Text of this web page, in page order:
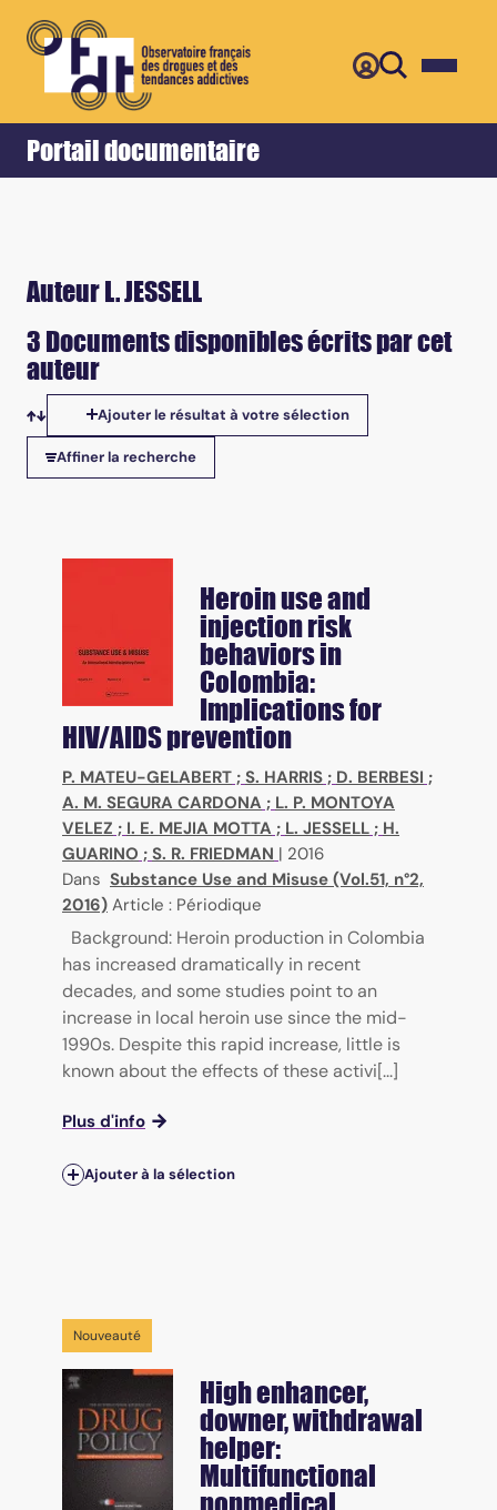
Portail documentaire
Accueil Retour
Auteur L. JESSELL
3 Documents disponibles écrits par cet
auteur
Tris disponibles
Ajouter le résultat à votre sélection
Affiner la recherche
Heroin use and
injection risk
behaviors in
Colombia:
Implications for
HIV/AIDS prevention
P. MATEU-GELABERT ; S. HARRIS ; D. BERBESI ;
A. M. SEGURA CARDONA ; L. P. MONTOYA
VELEZ ; I. E. MEJIA MOTTA ; L. JESSELL ; H.
GUARINO ; S. R. FRIEDMAN | 2016
Dans Substance Use and Misuse (Vol.51, n°2,
2016) Article : Périodique
Background: Heroin production in Colombia
has increased dramatically in recent
decades, and some studies point to an
increase in local heroin use since the mid-
1990s. Despite this rapid increase, little is
known about the effects of these activi[...]
Plus d'info
Ajouter à la sélection
Nouveauté
High enhancer,
downer, withdrawal
helper:
Multifunctional
nonmedical